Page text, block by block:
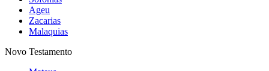
Ageu
Zacarias
Malaquias
Novo Testamento